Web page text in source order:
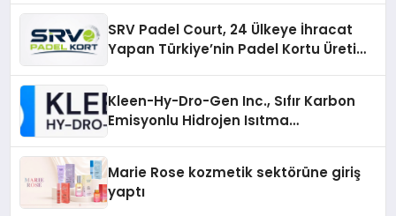
SRV Padel Court, 24 Ülkeye İhracat
Yapan Türkiye’nin Padel Kortu Üretim
Kleen-Hy-Dro-Gen Inc., Sıfır Karbon
Emisyonlu Hidrojen Isıtma
Marie Rose kozmetik sektörüne giriş
yaptı